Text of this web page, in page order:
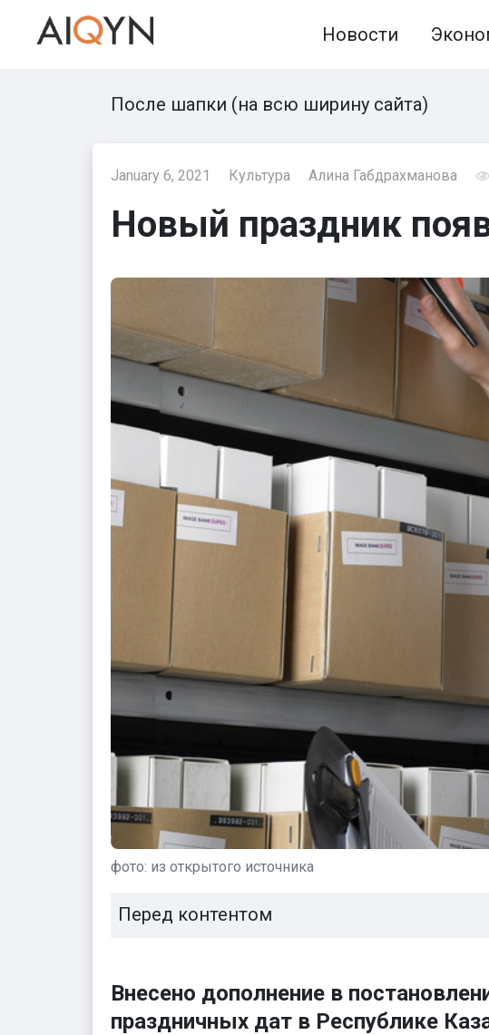
Новости
После шапки (на всю ширину сайта)
January 6, 2021 Культура Алина Габдрахманова
Новый праздник
фото: из открытого источника
Перед контентом
Внесено дополнение в
праздничных дат в Республике